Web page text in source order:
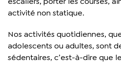
activité non statique.
Nos activités quotidiennes,
adolescents ou adultes, sont
sédentaires, c’est-à-dire que